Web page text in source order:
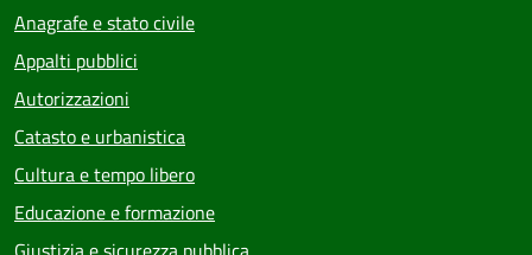
Anagrafe e stato civile
Appalti pubblici
Autorizzazioni
Catasto e urbanistica
Cultura e tempo libero
Educazione e formazione